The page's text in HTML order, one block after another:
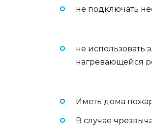
не подключать
не использовать
нагревающейся
Иметь дома
В случае